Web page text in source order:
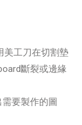
美工刀在切割墊
斷裂或邊緣
要製作的圖